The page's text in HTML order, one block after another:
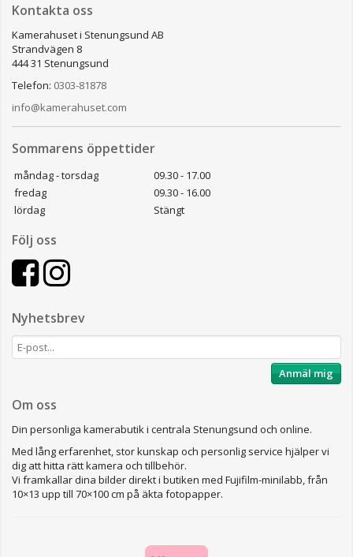
Kontakta oss
Kamerahuset i Stenungsund AB
Strandvägen 8
444 31 Stenungsund
Telefon: 0303-81878
info@kamerahuset.com
Sommarens öppettider
måndag - torsdag
09.30 - 17.00
fredag
09.30 - 16.00
lördag
Stängt
Följ oss
Nyhetsbrev
Anmäl mig
Om oss
Din personliga kamerabutik i centrala Stenungsund och online.
Med lång erfarenhet, stor kunskap och personlig service hjälper vi
dig att hitta rätt kamera och tillbehör.
Vi framkallar dina bilder direkt i butiken med Fujifilm-minilabb, från
10×13 upp till 70×100 cm på äkta fotopapper.